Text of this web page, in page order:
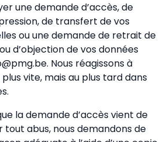
une demande d’accès, de
de transfert de vos
ou une demande de retrait de
d’objection de vos données
Nous réagissons à
vite, mais au plus tard dans
la demande d’accès vient de
tout abus, nous demandons de